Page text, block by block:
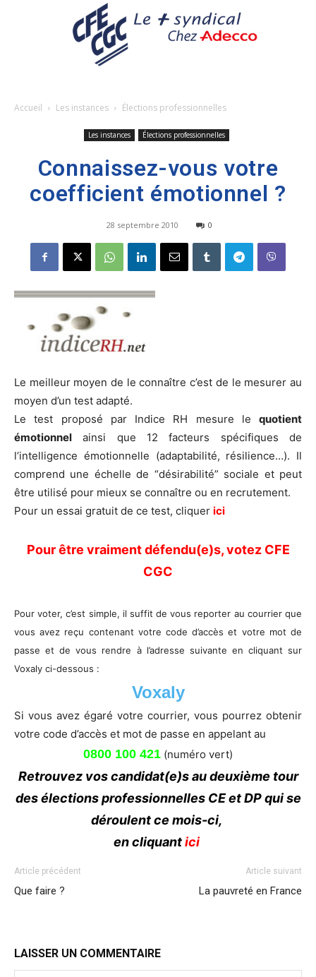
Accueil Les instances Élections professionnelles
Les instances Élections professionnelles
Connaissez-vous votre
coefficient émotionnel ?
28 septembre 2010 0
Le meilleur moyen de le connaître c’est de le mesurer au
moyen d’un test adapté.
Le test proposé par Indice RH mesure le quotient
émotionnel ainsi que 12 facteurs spécifiques de
l’intelligence émotionnelle (adaptabilité, résilience…). Il
comprend une échelle de “désirabilité” sociale et peut
être utilisé pour mieux se connaître ou en recrutement.
Pour un essai gratuit de ce test, cliquer ici
Pour être vraiment défendu(e)s, votez CFE
CGC
Pour voter, c’est simple, il suffit de vous reporter au courrier que
vous avez reçu contenant votre code d’accès et votre mot de
passe et de vous rendre à l’adresse suivante en cliquant sur
Voxaly ci-dessous :
Voxaly
Si vous avez égaré votre courrier, vous pourrez obtenir
votre code d’accès et mot de passe en appelant au
0800 100 421 (numéro vert)
Retrouvez vos candidat(e)s au deuxième tour
des élections professionnelles CE et DP qui se
déroulent ce mois-ci,
en cliquantici
Article précédent
Que faire ?
Article suivant
La pauvreté en France
LAISSER UN COMMENTAIRE